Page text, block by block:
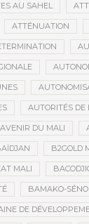
AU SAHEL
ATTÉNUATION
AUTORITÉS DE
AVENIR DU MALI
B2GOLD
MALI
BAMAKO-
DE